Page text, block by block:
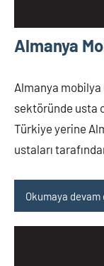
Almanya
Almanya mobilya
sektöründe usta
Türkiye yerine
ustaları
Okumaya devam